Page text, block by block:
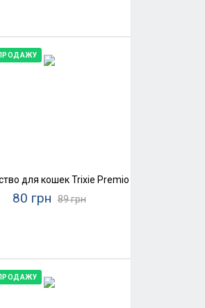
для кошек Trixie Premio Stick Quintett
80 грн 89 грн